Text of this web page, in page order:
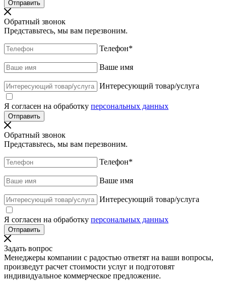
Обратный звонок
Представьтесь, мы вам перезвоним.
Телефон*
Ваше имя
Интересующий товар/услуга
Я согласен на обработку персональных данных
Обратный звонок
Представьтесь, мы вам перезвоним.
Телефон*
Ваше имя
Интересующий товар/услуга
Я согласен на обработку персональных данных
Задать вопрос
Менеджеры компании с радостью ответят на ваши вопросы,
произведут расчет стоимости услуг и подготовят
индивидуальное коммерческое предложение.